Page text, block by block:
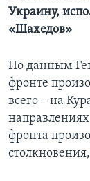
Украину,
«Шахедов»
По данным
фронте
всего – на
фронта